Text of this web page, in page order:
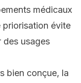
médicaux
priorisation évite
des usages
bien conçue, la